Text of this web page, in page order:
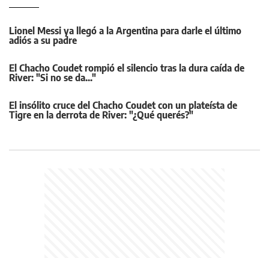
Lionel Messi ya llegó a la Argentina para darle el último
adiós a su padre
El Chacho Coudet rompió el silencio tras la dura caída de
River: "Si no se da..."
El insólito cruce del Chacho Coudet con un plateísta de
Tigre en la derrota de River: "¿Qué querés?"